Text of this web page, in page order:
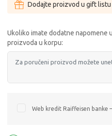
Dodajte proizvod u gift listu
Ukoliko imate dodatne napomene
proizvoda u korpu:
Web kredit Raiffeisen banke